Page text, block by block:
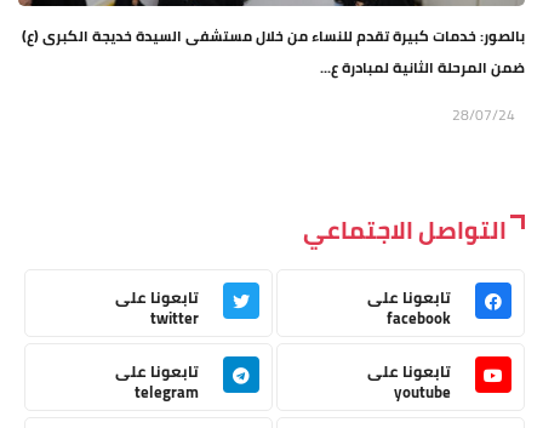
بالصور: خدمات كبيرة تقدم للنساء من خلال مستشفى السيدة خديجة الكبرى (ع)
ضمن المرحلة الثانية لمبادرة ع...
28/07/24
التواصل الاجتماعي
تابعونا على
facebook
تابعونا على
twitter
تابعونا على
youtube
تابعونا على
telegram